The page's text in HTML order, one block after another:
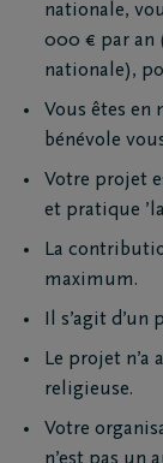
nationale,
000 € par an
nationale),
Vous êtes en
bénévole
Votre projet
et pratique
La
maximum.
Il s’agit d’un
Le projet
religieuse.
Votre